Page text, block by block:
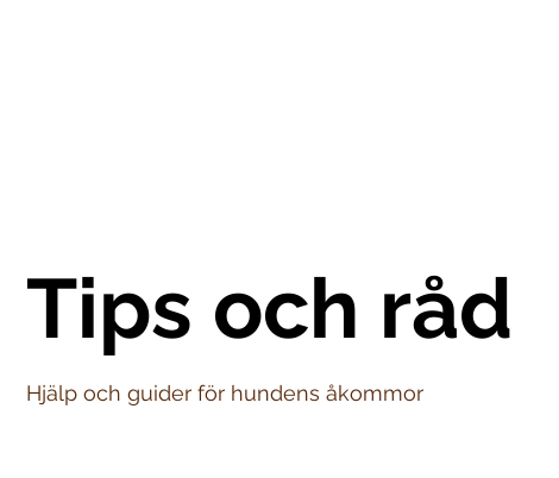
Tips och råd
Hjälp och guider för hundens åkommor